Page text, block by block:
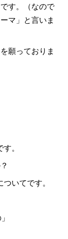
す。（なので
マ」と言いま
願っておりま
。
ついてです。